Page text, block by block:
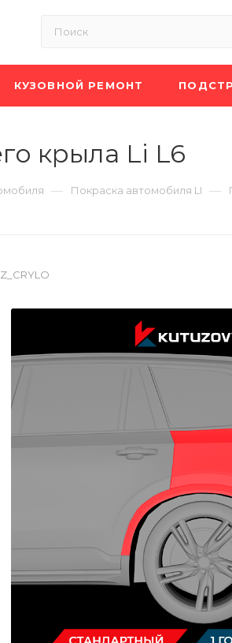
КУЗОВНОЙ РЕМОНТ
крыла Li L6
— Покраска автомобиля LI —